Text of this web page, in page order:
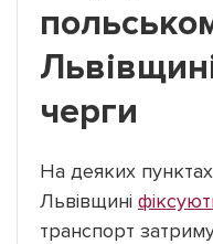
черги
На деяких
Львівщині
транспорт